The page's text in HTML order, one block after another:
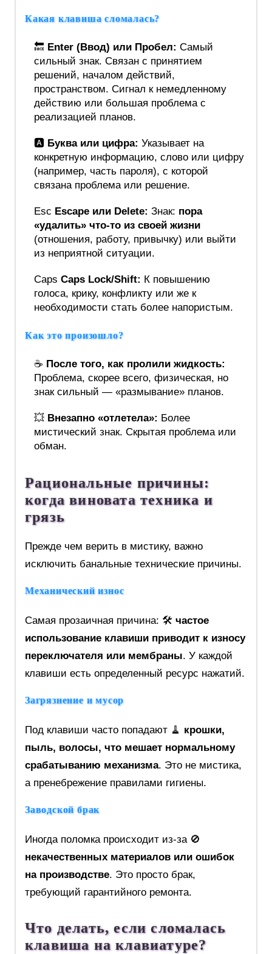
Какая клавиша сломалась?
🔙 Enter (Ввод) или Пробел: Самый
сильный знак. Связан с принятием
решений, началом действий,
пространством. Сигнал к немедленному
действию или большая проблема с
реализацией планов.
🅰️ Буква или цифра: Указывает на
конкретную информацию, слово или цифру
(например, часть пароля), с которой
связана проблема или решение.
Esc Escape или Delete: Знак: пора
«удалить» что-то из своей жизни
(отношения, работу, привычку) или выйти
из неприятной ситуации.
Caps Caps Lock/Shift: К повышению
голоса, крику, конфликту или же к
необходимости стать более напористым.
Как это произошло?
☕ После того, как пролили жидкость:
Проблема, скорее всего, физическая, но
знак сильный — «размывание» планов.
💥 Внезапно «отлетела»: Более
мистический знак. Скрытая проблема или
обман.
Рациональные причины:
когда виновата техника и
грязь
Прежде чем верить в мистику, важно
исключить банальные технические причины.
Механический износ
Самая прозаичная причина: 🛠️ частое
использование клавиши приводит к износу
переключателя или мембраны. У каждой
клавиши есть определенный ресурс нажатий.
Загрязнение и мусор
Под клавиши часто попадают 🧹 крошки,
пыль, волосы, что мешает нормальному
срабатыванию механизма. Это не мистика,
а пренебрежение правилами гигиены.
Заводской брак
Иногда поломка происходит из-за 🚫
некачественных материалов или ошибок
на производстве. Это просто брак,
требующий гарантийного ремонта.
Что делать, если сломалась
клавиша на клавиатуре?